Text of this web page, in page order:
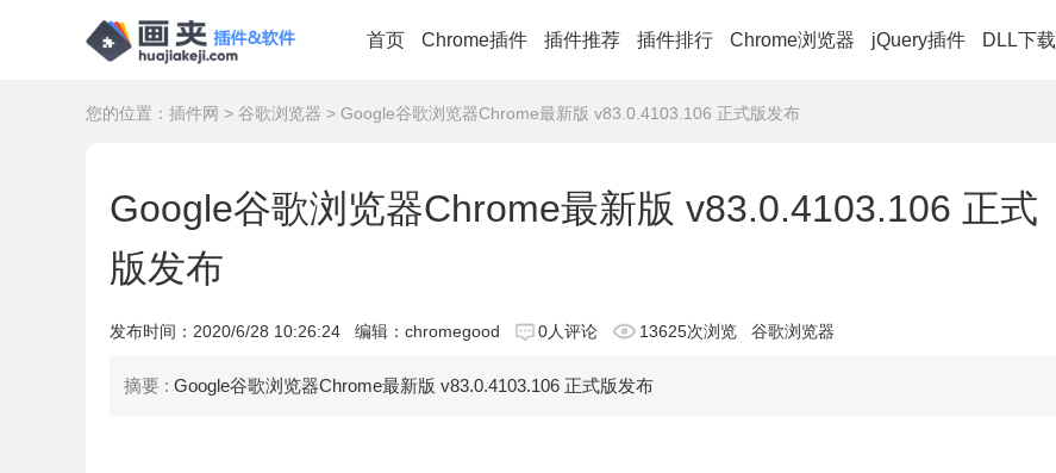
首页 Chrome插件 插件推荐 插件排行 Chrome浏览器 jQuery插件 DLL下载
您的位置： 插件网 > 谷歌浏览器 > Google谷歌浏览器Chrome最新版 v83.0.4103.106 正式版发布
Google谷歌浏览器Chrome最新版 v83.0.4103.106 正式
版发布
发布时间： 2020/6/28 10:26:24 编辑：chromegood 0人评论 13625次浏览 谷歌浏览器
摘要 : Google谷歌浏览器Chrome最新版 v83.0.4103.106 正式版发布